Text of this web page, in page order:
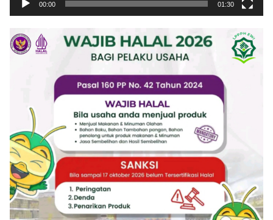
00:00 01:30